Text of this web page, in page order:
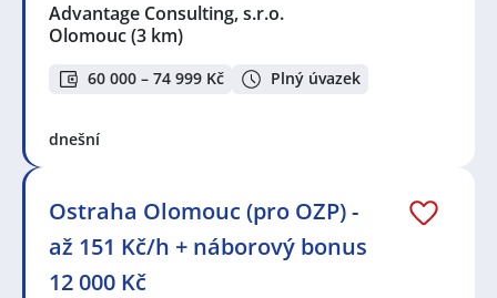
Advantage Consulting, s.r.o.
Olomouc(3 km)
60 000 – 74 999 Kč Plný úvazek
dnešní
Ostraha Olomouc (pro OZP) -
až 151 Kč/h + náborový bonus
12 000 Kč